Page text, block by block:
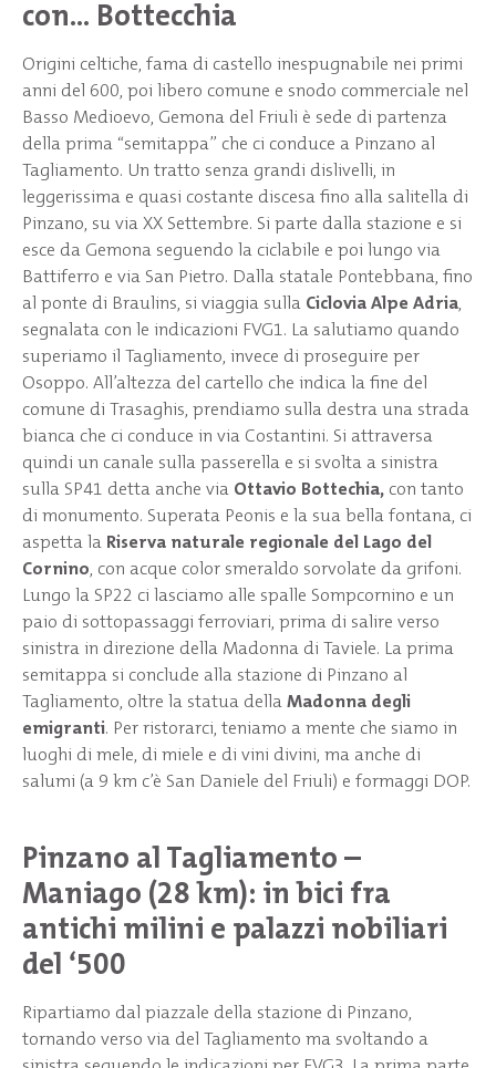
con… Bottecchia
Origini celtiche, fama di castello inespugnabile nei primi
anni del 600, poi libero comune e snodo commerciale nel
Basso Medioevo, Gemona del Friuli è sede di partenza
della prima “semitappa” che ci conduce a Pinzano al
Tagliamento. Un tratto senza grandi dislivelli, in
leggerissima e quasi costante discesa fino alla salitella di
Pinzano, su via XX Settembre. Si parte dalla stazione e si
esce da Gemona seguendo la ciclabile e poi lungo via
Battiferro e via San Pietro. Dalla statale Pontebbana, fino
al ponte di Braulins, si viaggia sulla Ciclovia Alpe Adria,
segnalata con le indicazioni FVG1. La salutiamo quando
superiamo il Tagliamento, invece di proseguire per
Osoppo. All’altezza del cartello che indica la fine del
comune di Trasaghis, prendiamo sulla destra una strada
bianca che ci conduce in via Costantini. Si attraversa
quindi un canale sulla passerella e si svolta a sinistra
sulla SP41 detta anche via Ottavio Bottechia, con tanto
di monumento. Superata Peonis e la sua bella fontana, ci
aspetta la Riserva naturale regionale del Lago del
Cornino, con acque color smeraldo sorvolate da grifoni.
Lungo la SP22 ci lasciamo alle spalle Sompcornino e un
paio di sottopassaggi ferroviari, prima di salire verso
sinistra in direzione della Madonna di Taviele. La prima
semitappa si conclude alla stazione di Pinzano al
Tagliamento, oltre la statua dellaMadonna degli
emigranti. Per ristorarci, teniamo a mente che siamo in
luoghi di mele, di miele e di vini divini, ma anche di
salumi (a 9 km c’è San Daniele del Friuli) e formaggi DOP.
Pinzano al Tagliamento –
Maniago (28 km): in bici fra
antichi milini e palazzi nobiliari
del ‘500
Ripartiamo dal piazzale della stazione di Pinzano,
tornando verso via del Tagliamento ma svoltando a